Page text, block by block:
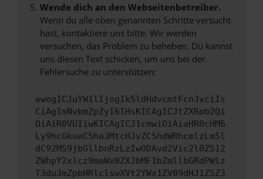
Wende dich an den Webseitenbetreiber.
Wenn du alle oben genannten Schritte versucht
hast, kontaktiere uns bitte. Wir werden
versuchen, das Problem zu beheben. Du kannst
uns diesen Text schicken, um uns bei der
Fehlersuche zu unterstützen:
ewogICJuYW1lIjogIk5ldHdvcmtFcnJvciIs
CiAgImNvbmZpZyI6IHsKICAgICJtZXRob2Qi
OiAiR0VUIiwKICAgICJ1cmwiOiAiaHR0cHM6
Ly9hcGkueC5ha3MtcHJvZC5hdWRhcmlzLm5l
dC92MS9jbGllbnRzLzIwODAvd2Vic2l0ZS12
ZWhpY2xlcz9maWx0ZXJbMF1bZmllbGRdPWlz
T3duJmZpbHRlclswXVt2YWx1ZV09dHJ1ZSZ3